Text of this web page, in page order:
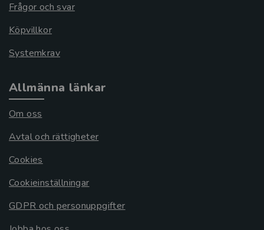
Frågor och svar
Köpvillkor
Systemkrav
Allmänna länkar
Om oss
Avtal och rättigheter
Cookies
Cookieinställningar
GDPR och personuppgifter